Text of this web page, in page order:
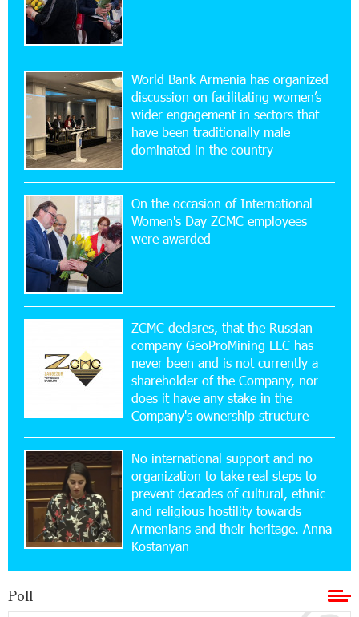
Idram&IDBank
CashIn Services at AraratBank ATMs: Fast,
Simple, and Secure
16:29:04 20-07-2026
Ucom Sales and Service Center Reopens at 3/47
Yerevanyan Street in Yeghvard
15:47:47 17-07-2026
Up to 25% idcoin when purchasing Flyone flight
tickets: Idram&IDBank
Bank for Consumers by Euromoney
11:36:50 17-07-2026
Ucom and Microsoft Innovation Center Help
School Students Build Cybersecurity Skills
12:45:18 16-07-2026
Ucom Supports Installation of 10 kW Solar Plant
in Shenavan, Lori
20:34:31 14-07-2026
Unibank to Raffle a Trip to Italy
World Bank Armenia has organized
discussion on facilitating women’s
wider engagement in sectors that
have been traditionally male
dominated in the country
On the occasion of International
Women's Day ZCMC employees
were awarded
ZCMC declares, that the Russian
company GeoProMining LLC has
never been and is not currently a
shareholder of the Company, nor
does it have any stake in the
Company's ownership structure
No international support and no
organization to take real steps to
prevent decades of cultural, ethnic
and religious hostility towards
Armenians and their heritage. Anna
Kostanyan
Poll